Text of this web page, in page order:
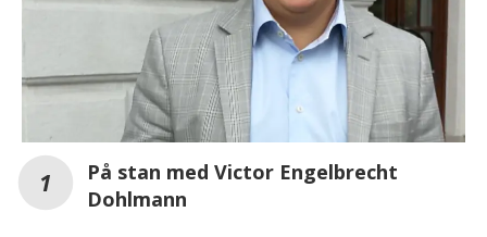
På stan med Victor Engelbrecht
Dohlmann